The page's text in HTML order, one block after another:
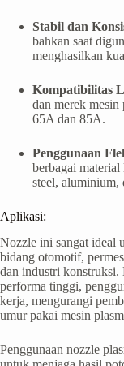
Stabil dan
bahkan saat
menghasilkan
Kompatibilitas
dan merek
65A dan 85A.
Penggunaan
berbagai material
steel, aluminium,
Aplikasi:
Nozzle ini sangat ideal
bidang otomotif,
dan industri konstruksi.
performa tinggi,
kerja, mengurangi
umur pakai mesin
Penggunaan nozzle